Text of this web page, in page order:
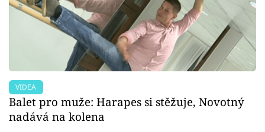
VIDEA
Balet pro muže: Harapes si stěžuje, Novotný
nadává na kolena